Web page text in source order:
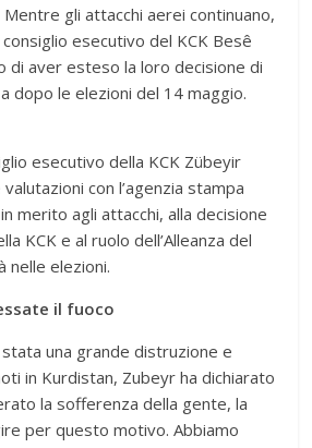
gli attacchi aerei continuano,
esecutivo del KCK Besê
di aver esteso la loro decisione di
dopo le elezioni del 14 maggio.
esecutivo della KCK Zübeyir
con l’agenzia stampa
merito agli attacchi, alla decisione
KCK e al ruolo dell’Alleanza del
nelle elezioni.
il fuoco
stata una grande distruzione e
in Kurdistan, Zubeyr ha dichiarato
la sofferenza della gente, la
per questo motivo. Abbiamo